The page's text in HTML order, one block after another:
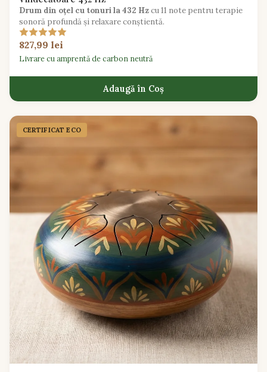
Drum din oțel cu tonuri la 432 Hzcu 11 note pentru terapie
sonoră profundă și relaxare conștientă.
827,99 lei
Livrare cu amprentă de carbon neutră
Adaugă în Coș
CERTIFICAT ECO